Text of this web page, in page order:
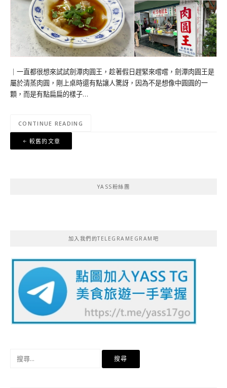
｜一直都很想來試試劍潭肉圓王，趁著假日趕緊來嚐嚐，劍潭肉圓王是
屬於清蒸肉圓，剛上桌時還有點讓人驚訝，因為不是想像中圓圓的一
顆，而是有點扁扁的樣子…
CONTINUE READING
文
章
較舊的文章
YASS粉絲團
加入我們的TELEGRAMEGRAM吧